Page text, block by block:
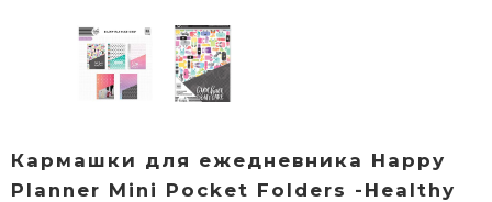
Кармашки для ежедневника Happy
Planner Mini Pocket Folders -Healthy